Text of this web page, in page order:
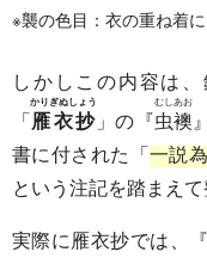
※襲の色目：衣の重ね着
しかしこの内容は
「雁衣抄
かりぎぬしょう
」の『虫襖
むしあお
書に付された「一説
という注記を踏まえ
実際に雁衣抄では、